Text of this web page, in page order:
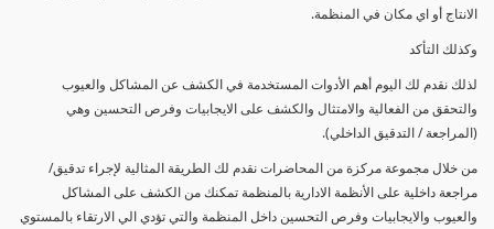
الانتاج أو اي مكان في المنظمة.
وكذلك التأكد
لذلك نقدم لك اليوم أهم الأدوات المستخدمة في الكشف عن المشاكل والعيوب
والتحقق من الفعالية والامتثال والكشف على الايجابيات وفرص التحسين وهي
(المراجعة / التدقيق الداخلي).
من خلال مجموعة مركزة من المحاضرات نقدم لك الطريقة المثالية لإجراء تدقيق/
مراجعة داخلية على الأنظمة الادارية بالمنظمة تمكنك من الكشف على المشاكل
والعيوب والايجابيات وفرص التحسين داخل المنظمة والتي تؤدي الي الارتقاء بالمستوي